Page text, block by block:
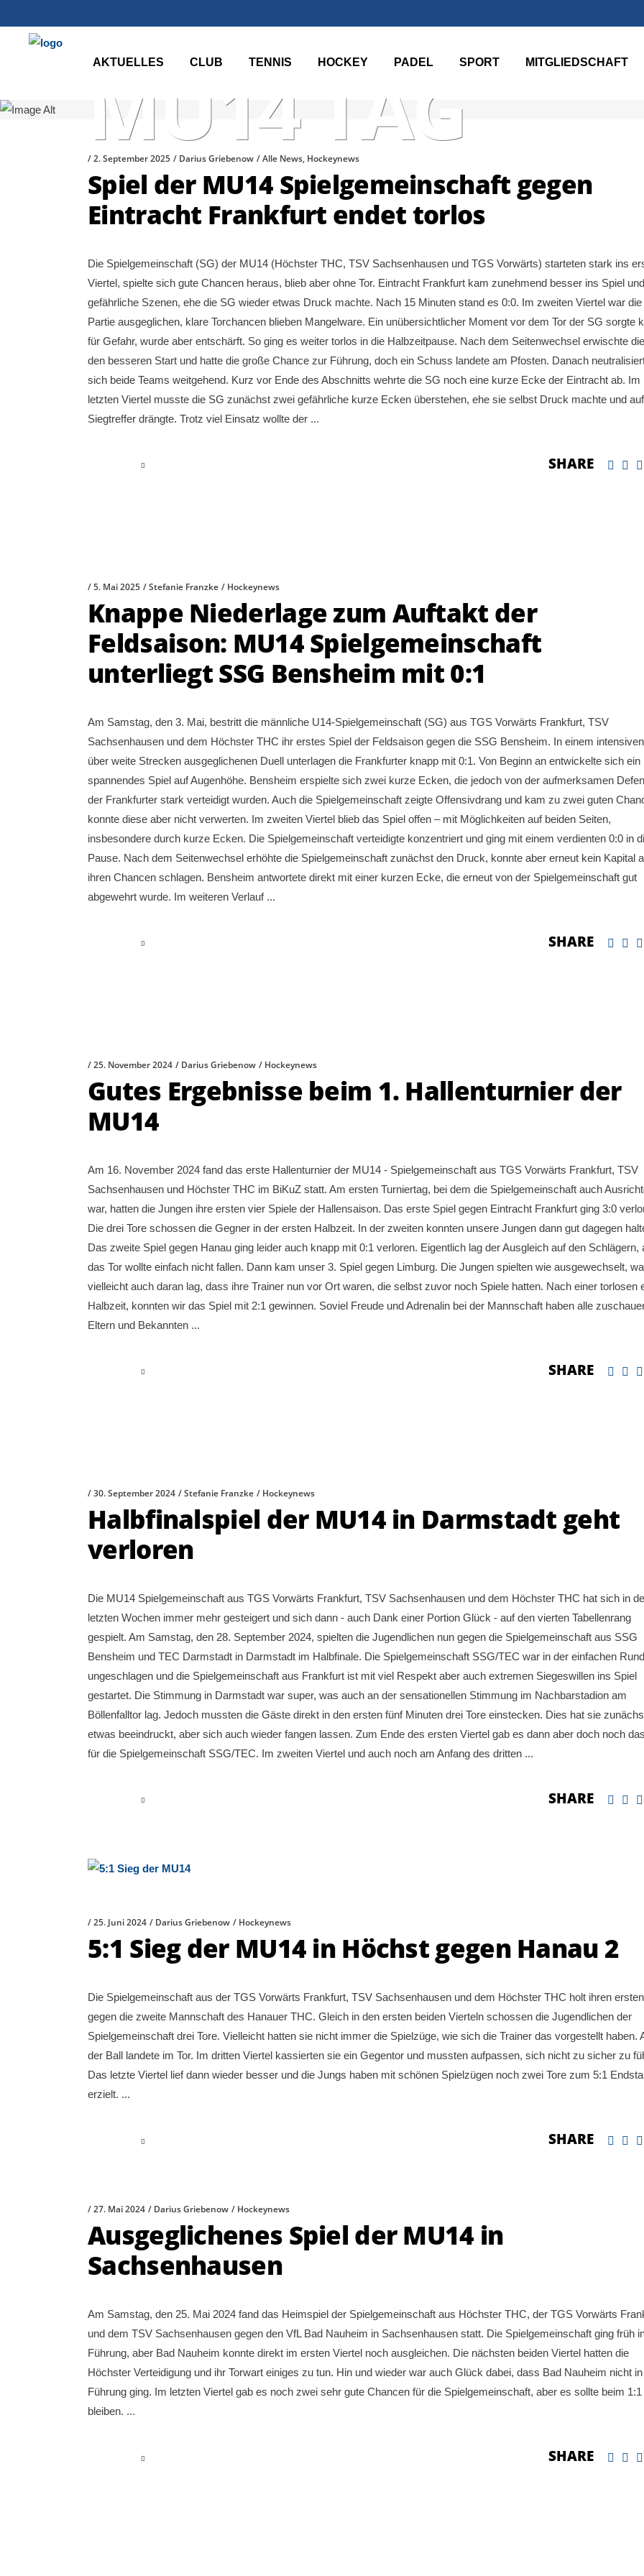
AKTUELLES CLUB TENNIS HOCKEY PADEL SPORT MITGLIEDSCHAFT
MU14 TAG
2. September 2025 Darius Griebenow Alle News, Hockeynews
Spiel der MU14 Spielgemeinschaft gegen
Eintracht Frankfurt endet torlos
Die Spielgemeinschaft (SG) der MU14 (Höchster THC, TSV Sachsenhausen und TGS Vorwärts) starteten stark ins
Viertel, spielte sich gute Chancen heraus, blieb aber ohne Tor. Eintracht Frankfurt kam zunehmend besser ins Spiel
gefährliche Szenen, ehe die SG wieder etwas Druck machte. Nach 15 Minuten stand es 0:0. Im zweiten Viertel war die
Partie ausgeglichen, klare Torchancen blieben Mangelware. Ein unübersichtlicher Moment vor dem Tor der SG sorgte
für Gefahr, wurde aber entschärft. So ging es weiter torlos in die Halbzeitpause. Nach dem Seitenwechsel erwischte
den besseren Start und hatte die große Chance zur Führung, doch ein Schuss landete am Pfosten. Danach
sich beide Teams weitgehend. Kurz vor Ende des Abschnitts wehrte die SG noch eine kurze Ecke der Eintracht ab. Im
letzten Viertel musste die SG zunächst zwei gefährliche kurze Ecken überstehen, ehe sie selbst Druck machte und
Siegtreffer drängte. Trotz viel Einsatz wollte der
SHARE
5. Mai 2025 Stefanie Franzke Hockeynews
Knappe Niederlage zum Auftakt der
Feldsaison: MU14 Spielgemeinschaft
unterliegt SSG Bensheim mit 0:1
Am Samstag, den 3. Mai, bestritt die männliche U14-Spielgemeinschaft (SG) aus TGS Vorwärts Frankfurt, TSV
Sachsenhausen und dem Höchster THC ihr erstes Spiel der Feldsaison gegen die SSG Bensheim. In einem
über weite Strecken ausgeglichenen Duell unterlagen die Frankfurter knapp mit 0:1. Von Beginn an entwickelte sich ein
spannendes Spiel auf Augenhöhe. Bensheim erspielte sich zwei kurze Ecken, die jedoch von der aufmerksamen
der Frankfurter stark verteidigt wurden. Auch die Spielgemeinschaft zeigte Offensivdrang und kam zu zwei guten
konnte diese aber nicht verwerten. Im zweiten Viertel blieb das Spiel offen – mit Möglichkeiten auf beiden Seiten,
insbesondere durch kurze Ecken. Die Spielgemeinschaft verteidigte konzentriert und ging mit einem verdienten 0:0 in
Pause. Nach dem Seitenwechsel erhöhte die Spielgemeinschaft zunächst den Druck, konnte aber erneut kein Kapital
ihren Chancen schlagen. Bensheim antwortete direkt mit einer kurzen Ecke, die erneut von der Spielgemeinschaft gut
abgewehrt wurde. Im weiteren Verlauf
SHARE
25. November 2024 Darius Griebenow Hockeynews
Gutes Ergebnisse beim 1. Hallenturnier der
MU14
Am 16. November 2024 fand das erste Hallenturnier der MU14 - Spielgemeinschaft aus TGS Vorwärts Frankfurt, TSV
Sachsenhausen und Höchster THC im BiKuZ statt. Am ersten Turniertag, bei dem die Spielgemeinschaft auch
war, hatten die Jungen ihre ersten vier Spiele der Hallensaison. Das erste Spiel gegen Eintracht Frankfurt ging 3:0
Die drei Tore schossen die Gegner in der ersten Halbzeit. In der zweiten konnten unsere Jungen dann gut dagegen
Das zweite Spiel gegen Hanau ging leider auch knapp mit 0:1 verloren. Eigentlich lag der Ausgleich auf den Schlägern,
das Tor wollte einfach nicht fallen. Dann kam unser 3. Spiel gegen Limburg. Die Jungen spielten wie ausgewechselt,
vielleicht auch daran lag, dass ihre Trainer nun vor Ort waren, die selbst zuvor noch Spiele hatten. Nach einer torlosen
Halbzeit, konnten wir das Spiel mit 2:1 gewinnen. Soviel Freude und Adrenalin bei der Mannschaft haben alle
Eltern und Bekannten
SHARE
30. September 2024 Stefanie Franzke Hockeynews
Halbfinalspiel der MU14 in Darmstadt geht
verloren
Die MU14 Spielgemeinschaft aus TGS Vorwärts Frankfurt, TSV Sachsenhausen und dem Höchster THC hat sich in
letzten Wochen immer mehr gesteigert und sich dann - auch Dank einer Portion Glück - auf den vierten Tabellenrang
gespielt. Am Samstag, den 28. September 2024, spielten die Jugendlichen nun gegen die Spielgemeinschaft aus SSG
Bensheim und TEC Darmstadt in Darmstadt im Halbfinale. Die Spielgemeinschaft SSG/TEC war in der einfachen
ungeschlagen und die Spielgemeinschaft aus Frankfurt ist mit viel Respekt aber auch extremen Siegeswillen ins Spiel
gestartet. Die Stimmung in Darmstadt war super, was auch an der sensationellen Stimmung im Nachbarstadion am
Böllenfalltor lag. Jedoch mussten die Gäste direkt in den ersten fünf Minuten drei Tore einstecken. Dies hat sie
etwas beeindruckt, aber sich auch wieder fangen lassen. Zum Ende des ersten Viertel gab es dann aber doch noch
für die Spielgemeinschaft SSG/TEC. Im zweiten Viertel und auch noch am Anfang des dritten
SHARE
25. Juni 2024 Darius Griebenow Hockeynews
5:1 Sieg der MU14 in Höchst gegen Hanau 2
Die Spielgemeinschaft aus der TGS Vorwärts Frankfurt, TSV Sachsenhausen und dem Höchster THC holt ihren
gegen die zweite Mannschaft des Hanauer THC. Gleich in den ersten beiden Vierteln schossen die Jugendlichen der
Spielgemeinschaft drei Tore. Vielleicht hatten sie nicht immer die Spielzüge, wie sich die Trainer das vorgestellt haben.
der Ball landete im Tor. Im dritten Viertel kassierten sie ein Gegentor und mussten aufpassen, sich nicht zu sicher zu
Das letzte Viertel lief dann wieder besser und die Jungs haben mit schönen Spielzügen noch zwei Tore zum 5:1
erzielt.
SHARE
27. Mai 2024 Darius Griebenow Hockeynews
Ausgeglichenes Spiel der MU14 in
Sachsenhausen
Am Samstag, den 25. Mai 2024 fand das Heimspiel der Spielgemeinschaft aus Höchster THC, der TGS Vorwärts
und dem TSV Sachsenhausen gegen den VfL Bad Nauheim in Sachsenhausen statt. Die Spielgemeinschaft ging früh
Führung, aber Bad Nauheim konnte direkt im ersten Viertel noch ausgleichen. Die nächsten beiden Viertel hatten die
Höchster Verteidigung und ihr Torwart einiges zu tun. Hin und wieder war auch Glück dabei, dass Bad Nauheim nicht in
Führung ging. Im letzten Viertel gab es noch zwei sehr gute Chancen für die Spielgemeinschaft, aber es sollte beim 1:1
bleiben.
SHARE